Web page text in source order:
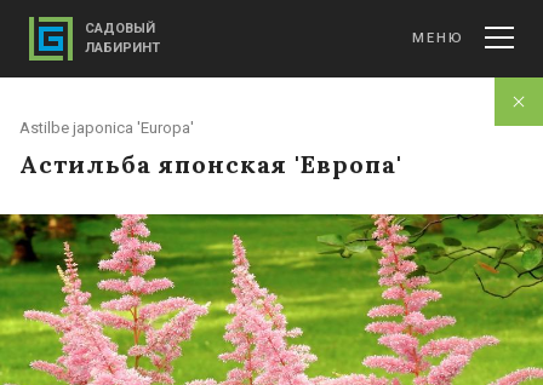
Astilbe japonica 'Europa'
Астильба японская 'Европа'
САДОВЫЙ
ЛАБИРИНТ
МЕНЮ